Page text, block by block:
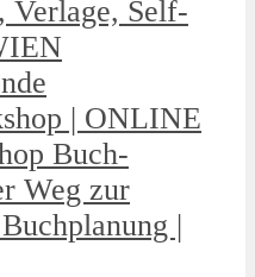
Verlage, Self-
| ONLINE
Buch-
Weg zur
|